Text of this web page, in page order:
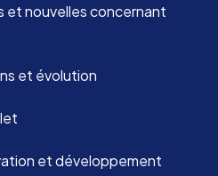
et nouvelles concernant
et évolution
et développement